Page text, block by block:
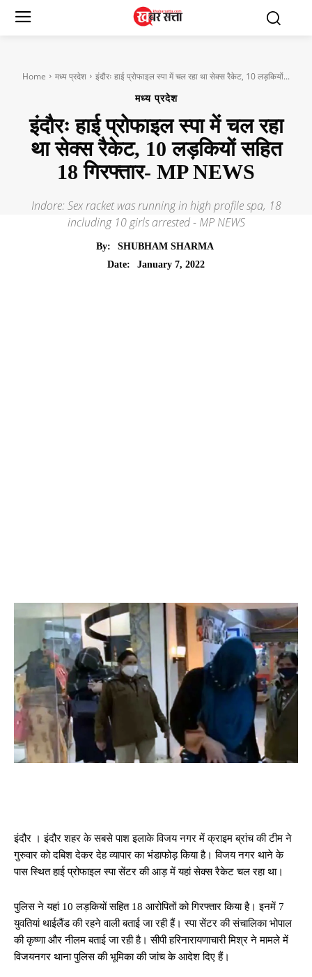
Home मध्य प्रदेश इंदौरः हाई प्रोफाइल स्पा में चल रहा था सेक्स रैकेट, 10 लड़कियों...
मध्य प्रदेश
इंदौरः हाई प्रोफाइल स्पा में चल रहा
था सेक्स रैकेट, 10 लड़कियों सहित
18 गिरफ्तार- MP NEWS
Indore: Sex racket was running in high profile spa, 18
including 10 girls arrested - MP NEWS
By:
SHUBHAM SHARMA
Date:
January 7, 2022
इंदौर । इंदौर शहर के सबसे पाश इलाके विजय नगर में क्राइम ब्रांच की टीम ने
गुरुवार को दबिश देकर देह व्यापार का भंडाफोड़ किया है। विजय नगर थाने के
पास स्थित हाई प्रोफाइल स्पा सेंटर की आड़ में यहां सेक्स रैकेट चल रहा था।
पुलिस ने यहां 10 लड़कियों सहित 18 आरोपितों को गिरफ्तार किया है। इनमें 7
युवतियां थाईलैंड की रहने वाली बताई जा रही हैं। स्पा सेंटर की संचालिका भोपाल
की कृष्णा और नीलम बताई जा रही है। सीपी हरिनारायणाचारी मिश्र ने मामले में
विजयनगर थाना पुलिस की भूमिका की जांच के आदेश दिए हैं।